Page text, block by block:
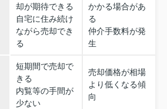
却が期待できる
自宅に住み続け
ながら売却でき
る
かかる場合があ
る
仲介手数料が発
生
短期間で売却で
きる
内覧等の手間が
少ない
売却価格が相場
より低くなる傾
向